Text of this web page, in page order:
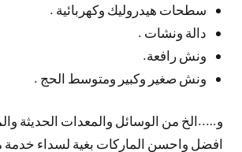
سطحات هيدروليك وكهربائية .
دالة ونشات .
ونش رافعة.
ونش صغير وكبير ومتوسط الحج .
و…..الخ من الوسائل والمعدات الحديثة
افضل واحسن الماركات بغية لسداء خدمة